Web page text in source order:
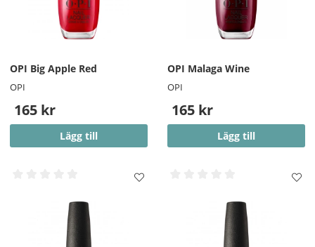
OPI Big Apple Red
OPI
165 kr
Lägg till
OPI Malaga Wine
OPI
165 kr
Lägg till